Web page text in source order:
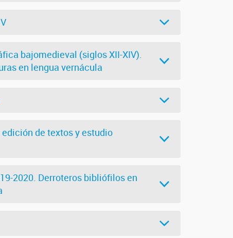
bajomedieval (siglos XII-XIV).
en lengua vernácula
de textos y estudio
2020. Derroteros bibliófilos en